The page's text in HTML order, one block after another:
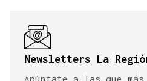
Newsletters La
Apúntate a las que